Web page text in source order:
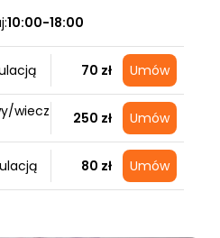
10:00-18:00
70 zł Umów
wiecz
250 zł Umów
80 zł Umów